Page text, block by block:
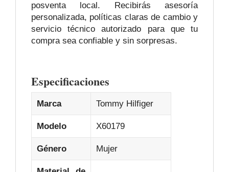
posventa local. Recibirás asesoría
personalizada, políticas claras de cambio y
servicio técnico autorizado para que tu
compra sea confiable y sin sorpresas.
Especificaciones
Marca Tommy Hilfiger
Modelo X60179
Género Mujer